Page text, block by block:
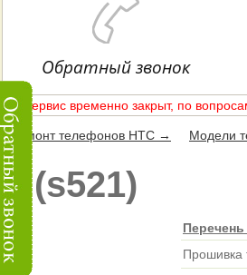
Обратный звонок
Сервис временно закрыт, по
Ремонт телефонов HTC → Модели
(s521)
Прошивка